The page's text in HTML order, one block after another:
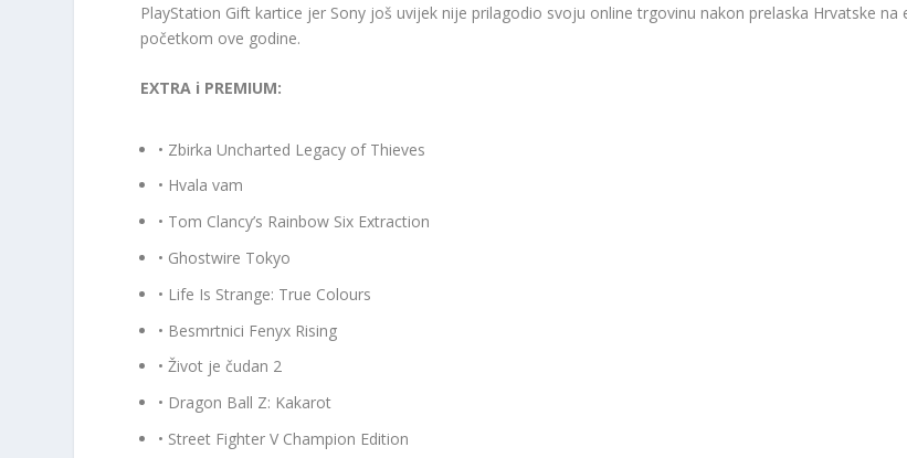
PlayStation Gift kartice jer Sony još uvijek nije prilagodio svoju online trgovinu nakon prelaska Hrvatske na
početkom ove godine.
EXTRA i PREMIUM:
• Zbirka Uncharted Legacy of Thieves
• Hvala vam
• Tom Clancy’s Rainbow Six Extraction
• Ghostwire Tokyo
• Life Is Strange: True Colours
• Besmrtnici Fenyx Rising
• Život je čudan 2
• Dragon Ball Z: Kakarot
• Street Fighter V Champion Edition